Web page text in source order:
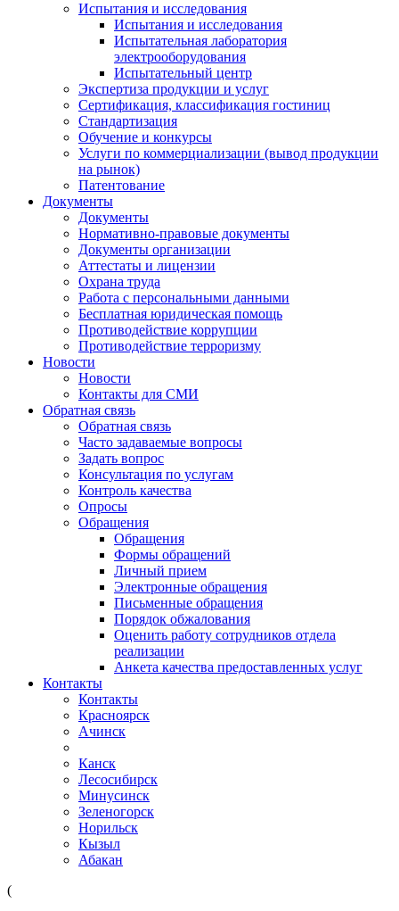
Испытания и исследования
Испытания и исследования
Испытательная лаборатория
электрооборудования
Испытательный центр
Экспертиза продукции и услуг
Сертификация, классификация гостиниц
Стандартизация
Обучение и конкурсы
Услуги по коммерциализации (вывод продукции
на рынок)
Патентование
Документы
Документы
Нормативно-правовые документы
Документы организации
Аттестаты и лицензии
Охрана труда
Работа с персональными данными
Бесплатная юридическая помощь
Противодействие коррупции
Противодействие терроризму
Новости
Новости
Контакты для СМИ
Обратная связь
Обратная связь
Часто задаваемые вопросы
Задать вопрос
Консультация по услугам
Контроль качества
Опросы
Обращения
Обращения
Формы обращений
Личный прием
Электронные обращения
Письменные обращения
Порядок обжалования
Оценить работу сотрудников отдела
реализации
Анкета качества предоставленных услуг
Контакты
Контакты
Красноярск
Ачинск
Канск
Лесосибирск
Минусинск
Зеленогорск
Норильск
Кызыл
Абакан
(